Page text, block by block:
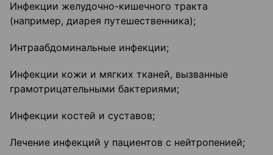
Инфекции желудочно-кишечного тракта
(например, диарея путешественника);
Интраабдоминальные инфекции;
Инфекции кожи и мягких тканей, вызванные
грамотрицательными бактериями;
Инфекции костей и суставов;
Лечение инфекций у пациентов с нейтропенией;